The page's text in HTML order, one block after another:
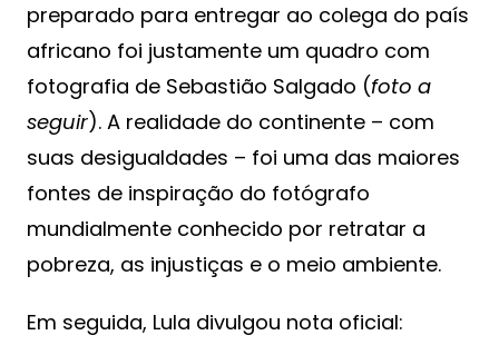
preparado para entregar ao colega do país
africano foi justamente um quadro com
fotografia de Sebastião Salgado (foto a
seguir). A realidade do continente – com
suas desigualdades – foi uma das maiores
fontes de inspiração do fotógrafo
mundialmente conhecido por retratar a
pobreza, as injustiças e o meio ambiente.
Em seguida, Lula divulgou nota oficial: